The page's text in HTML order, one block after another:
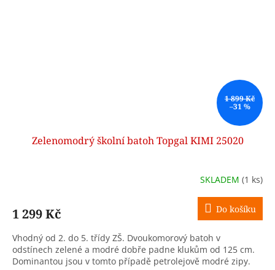
1 899 Kč
–31 %
Zelenomodrý školní batoh Topgal KIMI 25020
SKLADEM (1 ks)
1 299 Kč Do košíku
Vhodný od 2. do 5. třídy ZŠ. Dvoukomorový batoh v
odstínech zelené a modré dobře padne klukům od 125 cm.
Dominantou jsou v tomto případě petrolejově modré zipy.